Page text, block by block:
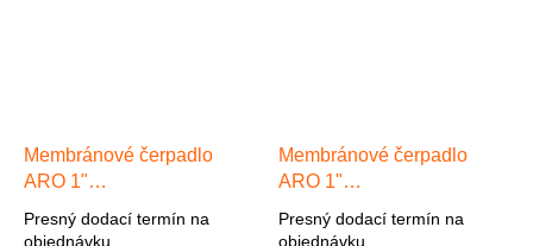
Membránové čerpadlo
ARO 1"
Výkon 133 l/min, výtlak 8,3
Presný dodací termín na
objednávku
Membránové čerpadlo
ARO 1"
Výkon 133 l/min, výtlak 8,3
Presný dodací termín na
objednávku